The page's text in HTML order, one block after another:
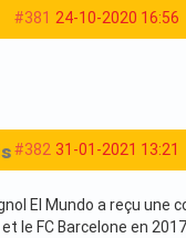
#381 24-10-2020 16:56
#382 31-01-2021 13:21
El Mundo a reçu une
le FC Barcelone en